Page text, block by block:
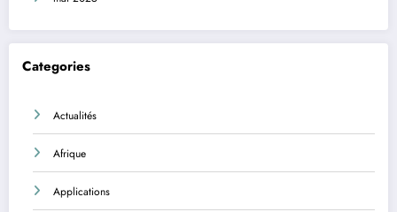
Categories
Actualités
Afrique
Applications